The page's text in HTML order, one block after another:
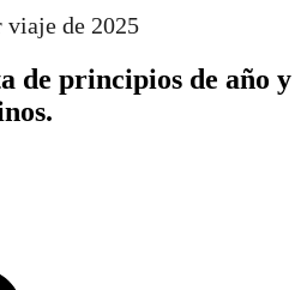
de 2025
de principios de año y